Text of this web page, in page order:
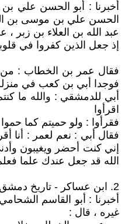
أخبرنا : أبو الحسن علي
الحسن علي بن موسى بن
عبد الله بن العلاء بن
إذ جعل الذين كفروا في
فقال عمر بن الخطاب : من
فوجدا أبي بن كعب في منزله
أبي للدمشقي : والله ما
اقرأوا
فقرأوا : ولو حميتم كما
فقال أبي : نعم لعمر : أنا
إني كنت أحضر ويغيبون
الله قد جعل عندك علما
2. ابن عساكر - تاريخ دمشق - حرف الألف
أخبرنا : أبو القاسم
غيره ، قال :